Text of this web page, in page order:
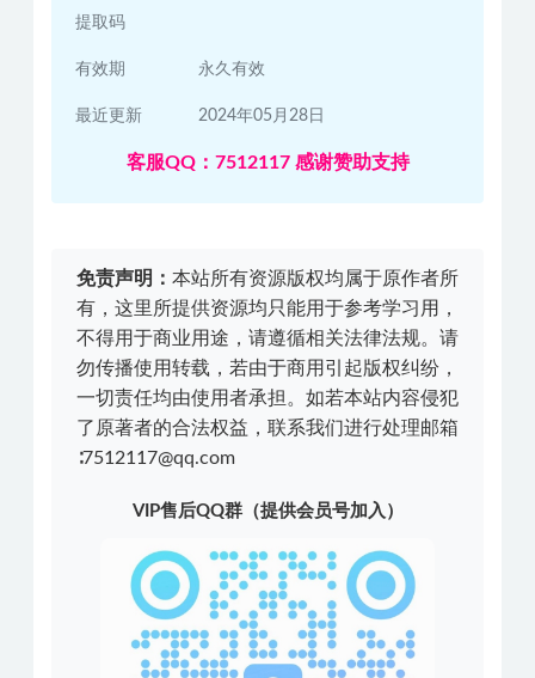
提取码
有效期 永久有效
最近更新 2024年05月28日
客服QQ：7512117 感谢赞助支持
免责声明： 本站所有资源版权均属于原作者所
有，这里所提供资源均只能用于参考学习用，
不得用于商业用途，请遵循相关法律法规。请
勿传播使用转载，若由于商用引起版权纠纷，
一切责任均由使用者承担。如若本站内容侵犯
了原著者的合法权益，联系我们进行处理邮箱
∶7512117@qq.com
VIP售后QQ群（提供会员号加入）